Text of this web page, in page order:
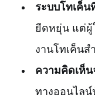
ระบบโทเค็
ยืดหยุ่น แต่ผู้
งานโทเค็นส
ความคิดเห็
ทางออนไล